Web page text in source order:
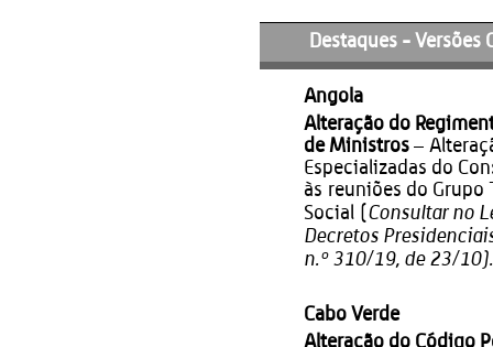
Destaques - Versões
Angola
Alteração do
de Ministros –
Especializadas do
às reuniões do Grupo
Social ( Consultar no
Decretos
n.º 310/19, de 23/10).
Cabo Verde
Alteração do Código